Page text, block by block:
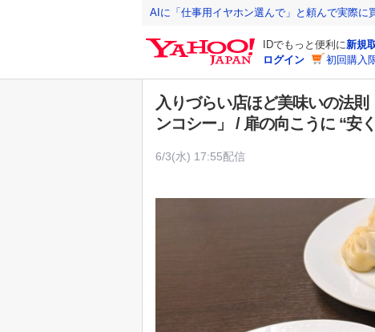
AIに「仕事用イヤホン選んで」と頼んで実際に
IDでもっと便利に新規
ログイン
初回購入
入りづらい店ほど美味いの法
ンコシー」 / 扉の向こうに “安
6/3(水) 17:55配信